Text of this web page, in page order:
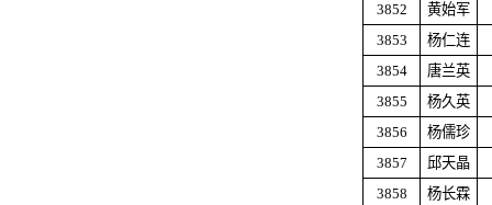
3852
黄始军
3853
杨仁连
3854
唐兰英
3855
杨久英
3856
杨儒珍
3857
邱天晶
3858
杨长霖